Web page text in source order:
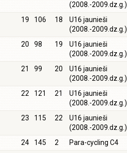
(2008.-2009.dz.g.)
19 106 18
U16 jaunieši
(2008.-2009.dz.g.)
20 98 19
U16 jaunieši
(2008.-2009.dz.g.)
21 99 20
U16 jaunieši
(2008.-2009.dz.g.)
22 121 21
U16 jaunieši
(2008.-2009.dz.g.)
23 115 22
U16 jaunieši
(2008.-2009.dz.g.)
24 145 2 Para-cycling C4